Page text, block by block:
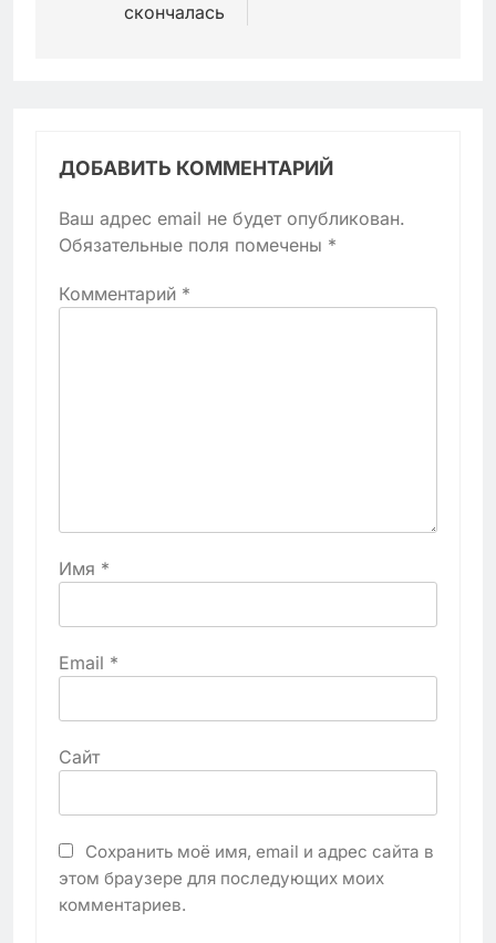
скончалась
ДОБАВИТЬ КОММЕНТАРИЙ
Ваш адрес email не будет опубликован.
Обязательные поля помечены *
Комментарий *
Имя *
Email *
Сайт
Сохранить моё имя, email и адрес сайта в
этом браузере для последующих моих
комментариев.